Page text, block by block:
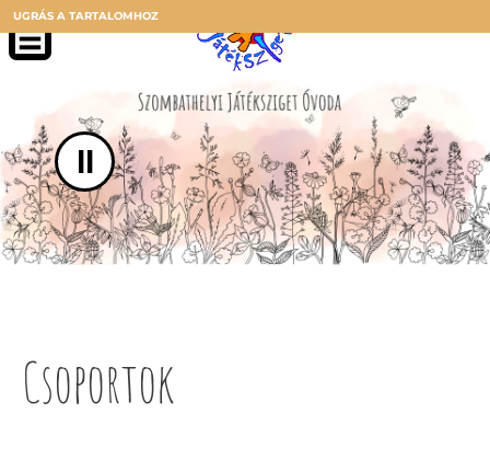
UGRÁS A TARTALOMHOZ
II
Csoportok